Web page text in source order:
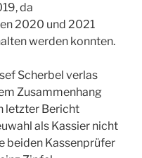
da
2020 und 2021
werden konnten.
Scherbel verlas
Zusammenhang
letzter Bericht
als Kassier nicht
beiden Kassenprüfer